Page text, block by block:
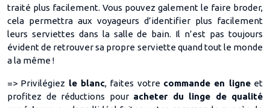
traité plus facilement. Vous pouvez galement le faire broder,
cela permettra aux voyageurs d’identifier plus facilement
leurs serviettes dans la salle de bain. Il n’est pas toujours
évident de retrouver sa propre serviette quand tout le monde
a la même !
=> Privilégiez le blanc, faites votre commande en ligneet
profitez de réductions pour acheter du linge de qualité